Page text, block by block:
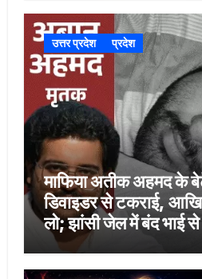
उत्तर प्रदेश प्रदेश
माफिया अतीक अहमद के
डिवाइडर से टकराई,
लो; झांसी जेल में बंद भाई से